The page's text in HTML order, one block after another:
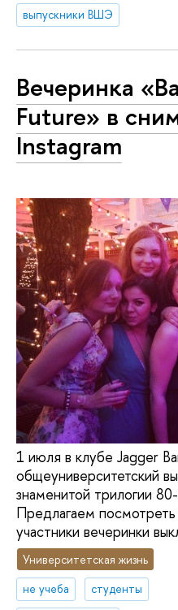
выпускники ВШЭ
Вечеринка
Future» в
Instagram
1 июля в клубе Jagger
общеуниверситетский
знаменитой трилогии
Предлагаем
участники вечеринки
Университетская жизнь
не учеба
студенты